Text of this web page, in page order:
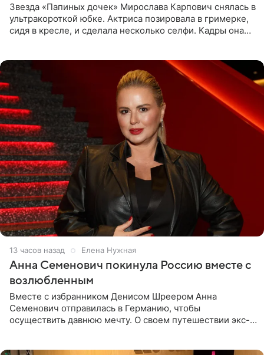
Звезда «Папиных дочек» Мирослава Карпович снялась в
ультракороткой юбке. Актриса позировала в гримерке,
сидя в кресле, и сделала несколько селфи. Кадры она
13 часов назад Елена Нужная
Анна Семенович покинула Россию вместе с
возлюбленным
Вместе с избранником Денисом Шреером Анна
Семенович отправилась в Германию, чтобы
осуществить давнюю мечту. О своем путешествии экс-